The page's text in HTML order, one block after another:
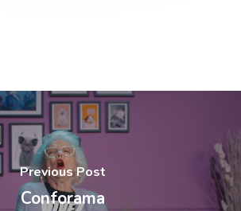
Previous Post
Conforama